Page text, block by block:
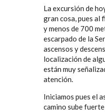
La excursión de
gran cosa, pues al
y menos de 700
escarpado de la
ascensos y
localización de
están muy
atención.
Iniciamos pues el
camino sube